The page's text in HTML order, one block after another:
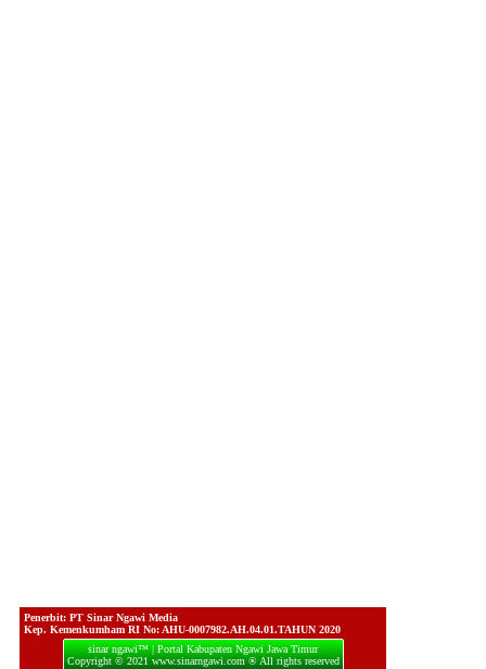
Penerbit: PT Sinar Ngawi Media
Kep. Kemenkumham RI No: AHU-0007982.AH.04.01.TAHUN 2020
sinar ngawi™ | Portal Kabupaten Ngawi Jawa Timur
Copyright © 2021 www.sinarngawi.com ® All rights reserved